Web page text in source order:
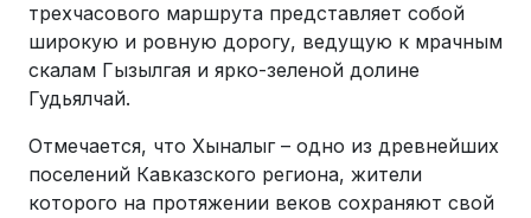
трехчасового маршрута представляет собой
широкую и ровную дорогу, ведущую к мрачным
скалам Гызылгая и ярко-зеленой долине
Гудьялчай.
Отмечается, что Хыналыг – одно из древнейших
поселений Кавказского региона, жители
которого на протяжении веков сохраняют свой